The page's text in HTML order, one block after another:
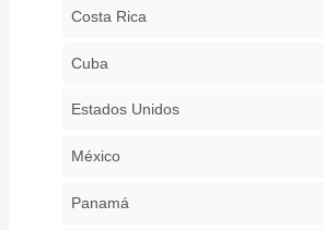
Costa Rica
Cuba
Estados Unidos
México
Panamá